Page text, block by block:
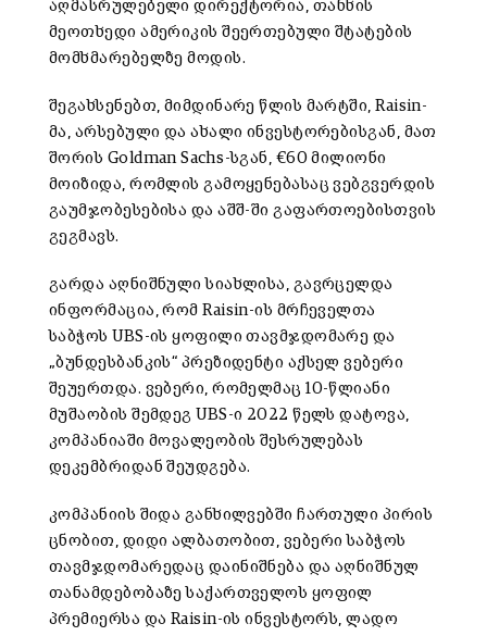
აღმასრულებელი დირექტორია, თანხის
მეოთხედი ამერიკის შეერთებული შტატების
მომხმარებელზე მოდის.
შეგახსენებთ, მიმდინარე წლის მარტში, Raisin-
მა, არსებული და ახალი ინვესტორებისგან, მათ
შორის Goldman Sachs-სგან, €60 მილიონი
მოიზიდა, რომლის გამოყენებასაც ვებგვერდის
გაუმჯობესებისა და აშშ-ში გაფართოებისთვის
გეგმავს.
გარდა აღნიშნული სიახლისა, გავრცელდა
ინფორმაცია, რომ Raisin-ის მრჩეველთა
საბჭოს UBS-ის ყოფილი თავმჯდომარე და
„ბუნდესბანკის“ პრეზიდენტი აქსელ ვებერი
შეუერთდა. ვებერი, რომელმაც 10-წლიანი
მუშაობის შემდეგ UBS-ი 2022 წელს დატოვა,
კომპანიაში მოვალეობის შესრულებას
დეკემბრიდან შეუდგება.
კომპანიის შიდა განხილვებში ჩართული პირის
ცნობით, დიდი ალბათობით, ვებერი საბჭოს
თავმჯდომარედაც დაინიშნება და აღნიშნულ
თანამდებობაზე საქართველოს ყოფილ
პრემიერსა და Raisin-ის ინვესტორს, ლადო